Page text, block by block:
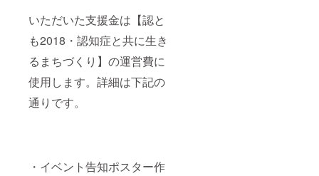
いただいた支援金は【認と
も2018・認知症と共に生き
るまちづくり】の運営費に
使用します。詳細は下記の
通りです。
・イベント告知ポスター作